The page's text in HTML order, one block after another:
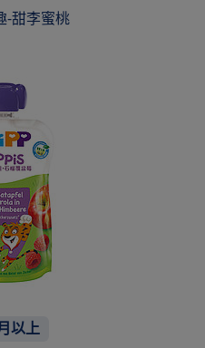
-甜李蜜桃
以上